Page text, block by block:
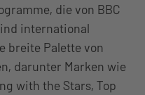
die von BBC
international
breite Palette von
darunter Marken wie
with the Stars, Top